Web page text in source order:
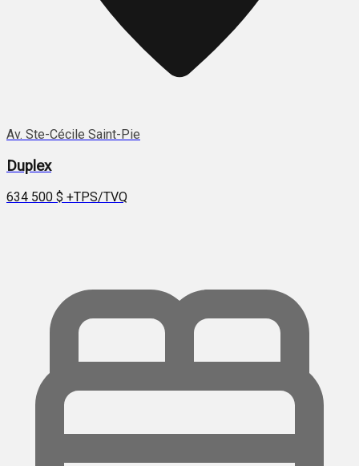
Av. Ste-Cécile Saint-Pie
Duplex
634 500 $ +TPS/TVQ